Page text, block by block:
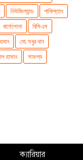
নিউজিল্যান্ড
পাকিস্তান
বার্সেলোনা
বিসিএস
মো. সবুর খান
হাসান
সাফল্য
ক্যারিয়ার